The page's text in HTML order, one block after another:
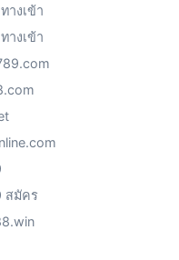
างเข้า
างเข้า
สมัคร